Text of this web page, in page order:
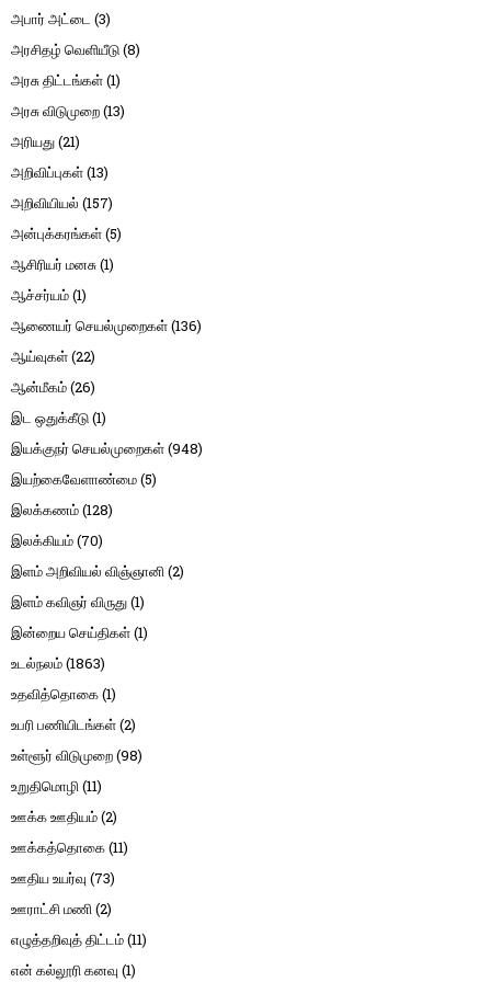
அபார் அட்டை (3)
அரசிதழ் வெளியீடு(8)
அரசு திட்டங்கள்(1)
அரசு விடுமுறை(13)
அரியது(21)
அறிவிப்புகள்(13)
அறிவியியல் (157)
அன்புக்கரங்கள்(5)
ஆசிரியர் மனசு(1)
ஆச்சர்யம்(1)
ஆணையர் செயல்முறைகள்(136)
ஆய்வுகள்(22)
ஆன்மீகம்(26)
இட ஒதுக்கீடு(1)
இயக்குநர் செயல்முறைகள்(948)
இயற்கைவேளாண்மை(5)
இலக்கணம்(128)
இலக்கியம்(70)
இளம் அறிவியல் விஞ்ஞானி(2)
இளம் கவிஞர் விருது(1)
இன்றைய செய்திகள்(1)
உடல்நலம்(1863)
உதவித்தொகை(1)
உபரி பணியிடங்கள்(2)
உள்ளூர் விடுமுறை(98)
உறுதிமொழி(11)
ஊக்க ஊதியம்(2)
ஊக்கத்தொகை(11)
ஊதிய உயர்வு (73)
ஊராட்சி மணி(2)
எழுத்தறிவுத் திட்டம்(11)
என் கல்லூரி கனவு (1)